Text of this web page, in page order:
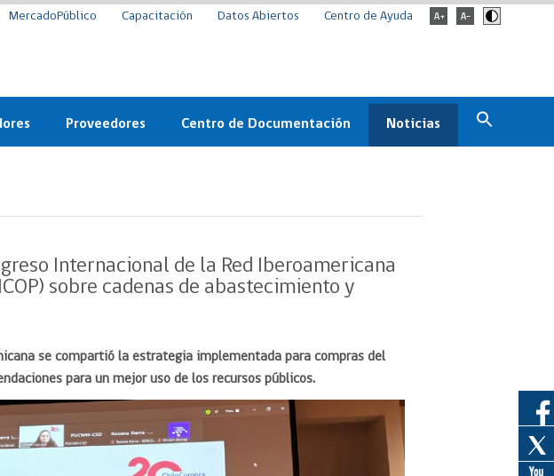
MercadoPúblico Capacitación Datos Abiertos Centro de Ayuda
Proveedores
Licitaciones
Convenio Marco
Trato directo
Subasta inversa
electrónica proveedor
Centro de Documentación Noticias
Archivo de noticias
Boletines
ChileCompra
Internacional de la Red Iberoamericana
sobre cadenas de abastecimiento y
se compartió la estrategia implementada para compras del
para un mejor uso de los recursos públicos.